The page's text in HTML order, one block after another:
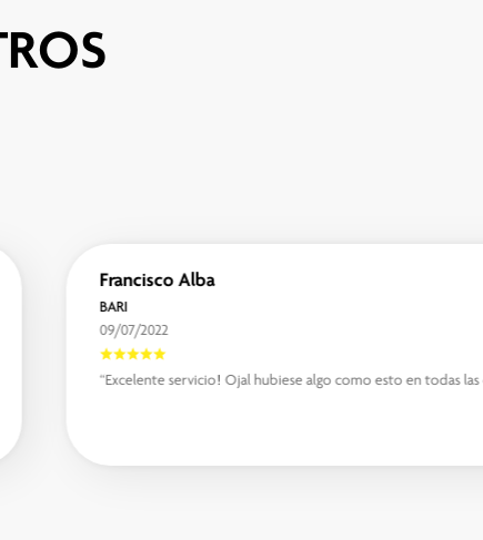
Francisco Alba
BARI
09/07/2022
“Excelente servicio! Ojal hubiese algo como esto en todas las